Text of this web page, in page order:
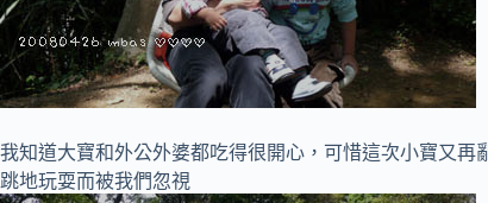
我知道大寶和外公外婆都吃得很開心，可惜這次小寶又
跳地玩耍而被我們忽視